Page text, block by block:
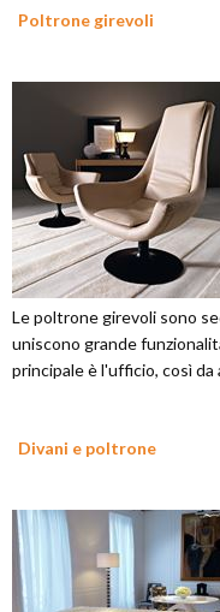
Poltrone girevoli
Le poltrone girevoli sono
uniscono grande
principale è l'ufficio, così
Divani e poltrone